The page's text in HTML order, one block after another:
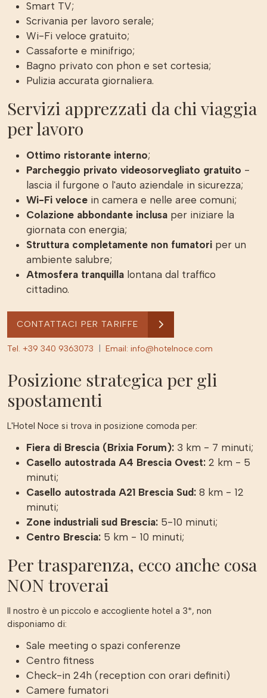
Smart TV;
Scrivania per lavoro serale;
Wi-Fi veloce gratuito;
Cassaforte e minifrigo;
Bagno privato con phon e set cortesia;
Pulizia accurata giornaliera.
Servizi apprezzati da chi viaggia
per lavoro
Ottimo ristorante interno;
Parcheggio privato videosorvegliato gratuito -
lascia il furgone o l'auto aziendale in sicurezza;
Wi-Fi veloce in camera e nelle aree comuni;
Colazione abbondante inclusa per iniziare la
giornata con energia;
Struttura completamente non fumatori per un
ambiente salubre;
Atmosfera tranquilla lontana dal traffico
cittadino.
CONTATTACI PER TARIFFE
Tel. +39 340 9363073 Email: info@hotelnoce.com
Posizione strategica per gli
spostamenti
L'Hotel Noce si trova in posizione comoda per:
Fiera di Brescia (Brixia Forum): 3 km - 7 minuti;
Casello autostrada A4 Brescia Ovest: 2 km - 5
minuti;
Casello autostrada A21 Brescia Sud: 8 km - 12
minuti;
Zone industriali sud Brescia: 5-10 minuti;
Centro Brescia: 5 km - 10 minuti;
Per trasparenza, ecco anche cosa
NON troverai
Il nostro è un piccolo e accogliente hotel a 3*, non
disponiamo di:
Sale meeting o spazi conferenze
Centro fitness
Check-in 24h (reception con orari definiti)
Camere fumatori